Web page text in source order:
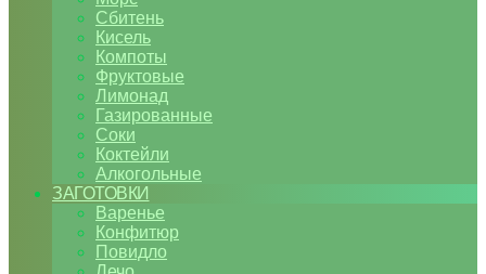
Сбитень
Кисель
Компоты
Фруктовые
Лимонад
Газированные
Соки
Коктейли
Алкогольные
ЗАГОТОВКИ
Варенье
Конфитюр
Повидло